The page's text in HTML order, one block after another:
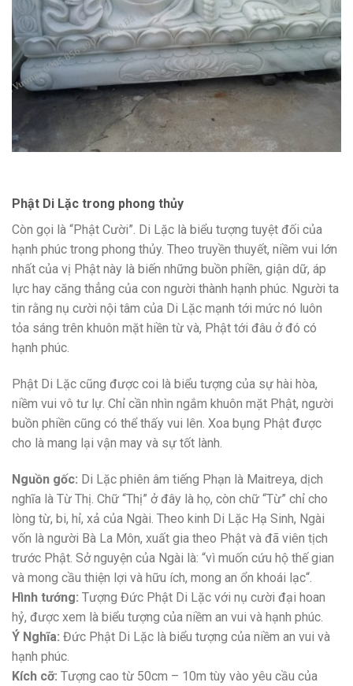
Phật Di Lặc trong phong thủy
Còn gọi là “Phật Cười”. Di Lặc là biểu tượng tuyệt đối của
hạnh phúc trong phong thủy. Theo truyền thuyết, niềm vui lớn
nhất của vị Phật này là biến những buồn phiền, giận dữ, áp
lực hay căng thẳng của con người thành hạnh phúc. Người ta
tin rằng nụ cười nội tâm của Di Lặc mạnh tới mức nó luôn
tỏa sáng trên khuôn mặt hiền từ và, Phật tới đâu ở đó có
hạnh phúc.
Phật Di Lặc cũng được coi là biểu tượng của sự hài hòa,
niềm vui vô tư lự. Chỉ cần nhìn ngắm khuôn mặt Phật, người
buồn phiền cũng có thể thấy vui lên. Xoa bụng Phật được
cho là mang lại vận may và sự tốt lành.
Nguồn gốc: Di Lặc phiên âm tiếng Phạn là Maitreya, dịch
nghĩa là Từ Thị. Chữ “Thị” ở đây là họ, còn chữ “Từ” chỉ cho
lòng từ, bi, hỉ, xả của Ngài. Theo kinh Di Lặc Hạ Sinh, Ngài
vốn là người Bà La Môn, xuất gia theo Phật và đã viên tịch
trước Phật. Sở nguyện của Ngài là: “vì muốn cứu hộ thế gian
và mong cầu thiện lợi và hữu ích, mong an ổn khoái lạc“.
Hình tướng: Tượng Đức Phật Di Lặc với nụ cười đại hoan
hỷ, được xem là biểu tượng của niềm an vui và hạnh phúc.
Ý Nghĩa: Đức Phật Di Lặc là biểu tượng của niềm an vui và
hạnh phúc.
Kích cỡ: Tượng cao từ 50cm – 10m tùy vào yêu cầu của